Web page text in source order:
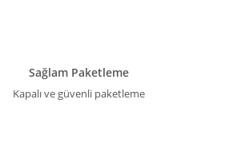
Sağlam Paketleme
Kapalı ve güvenli paketleme